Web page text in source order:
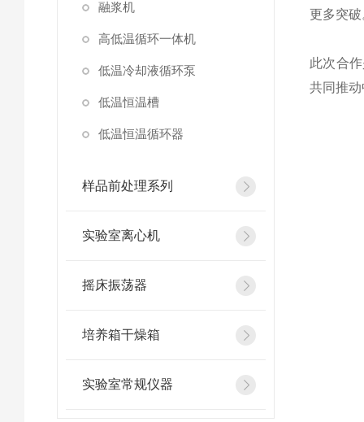
融浆机
高低温循环一体机
低温冷却液循环泵
低温恒温槽
低温恒温循环器
样品前处理系列
实验室离心机
摇床振荡器
培养箱干燥箱
实验室常规仪器
更多突破
此次合
共同推